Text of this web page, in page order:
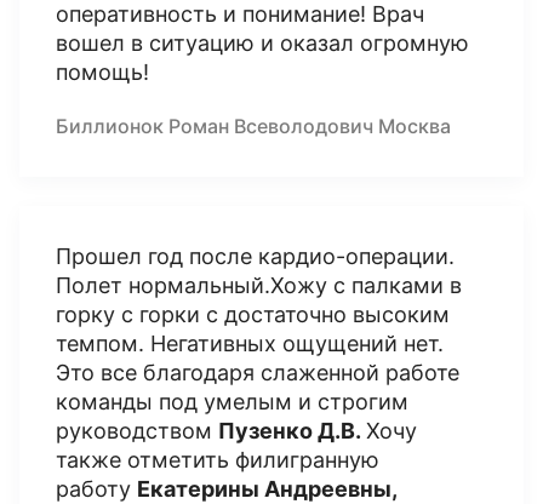
оперативность и понимание! Врач
вошел в ситуацию и оказал огромную
помощь!
Биллионок Роман Всеволодович Москва
Прошел год после кардио-операции.
Полет нормальный.Хожу с палками в
горку с горки с достаточно высоким
темпом. Негативных ощущений нет.
Это все благодаря слаженной работе
команды под умелым и строгим
руководством Пузенко Д.В. Хочу
также отметить филигранную
работу Екатерины Андреевны,